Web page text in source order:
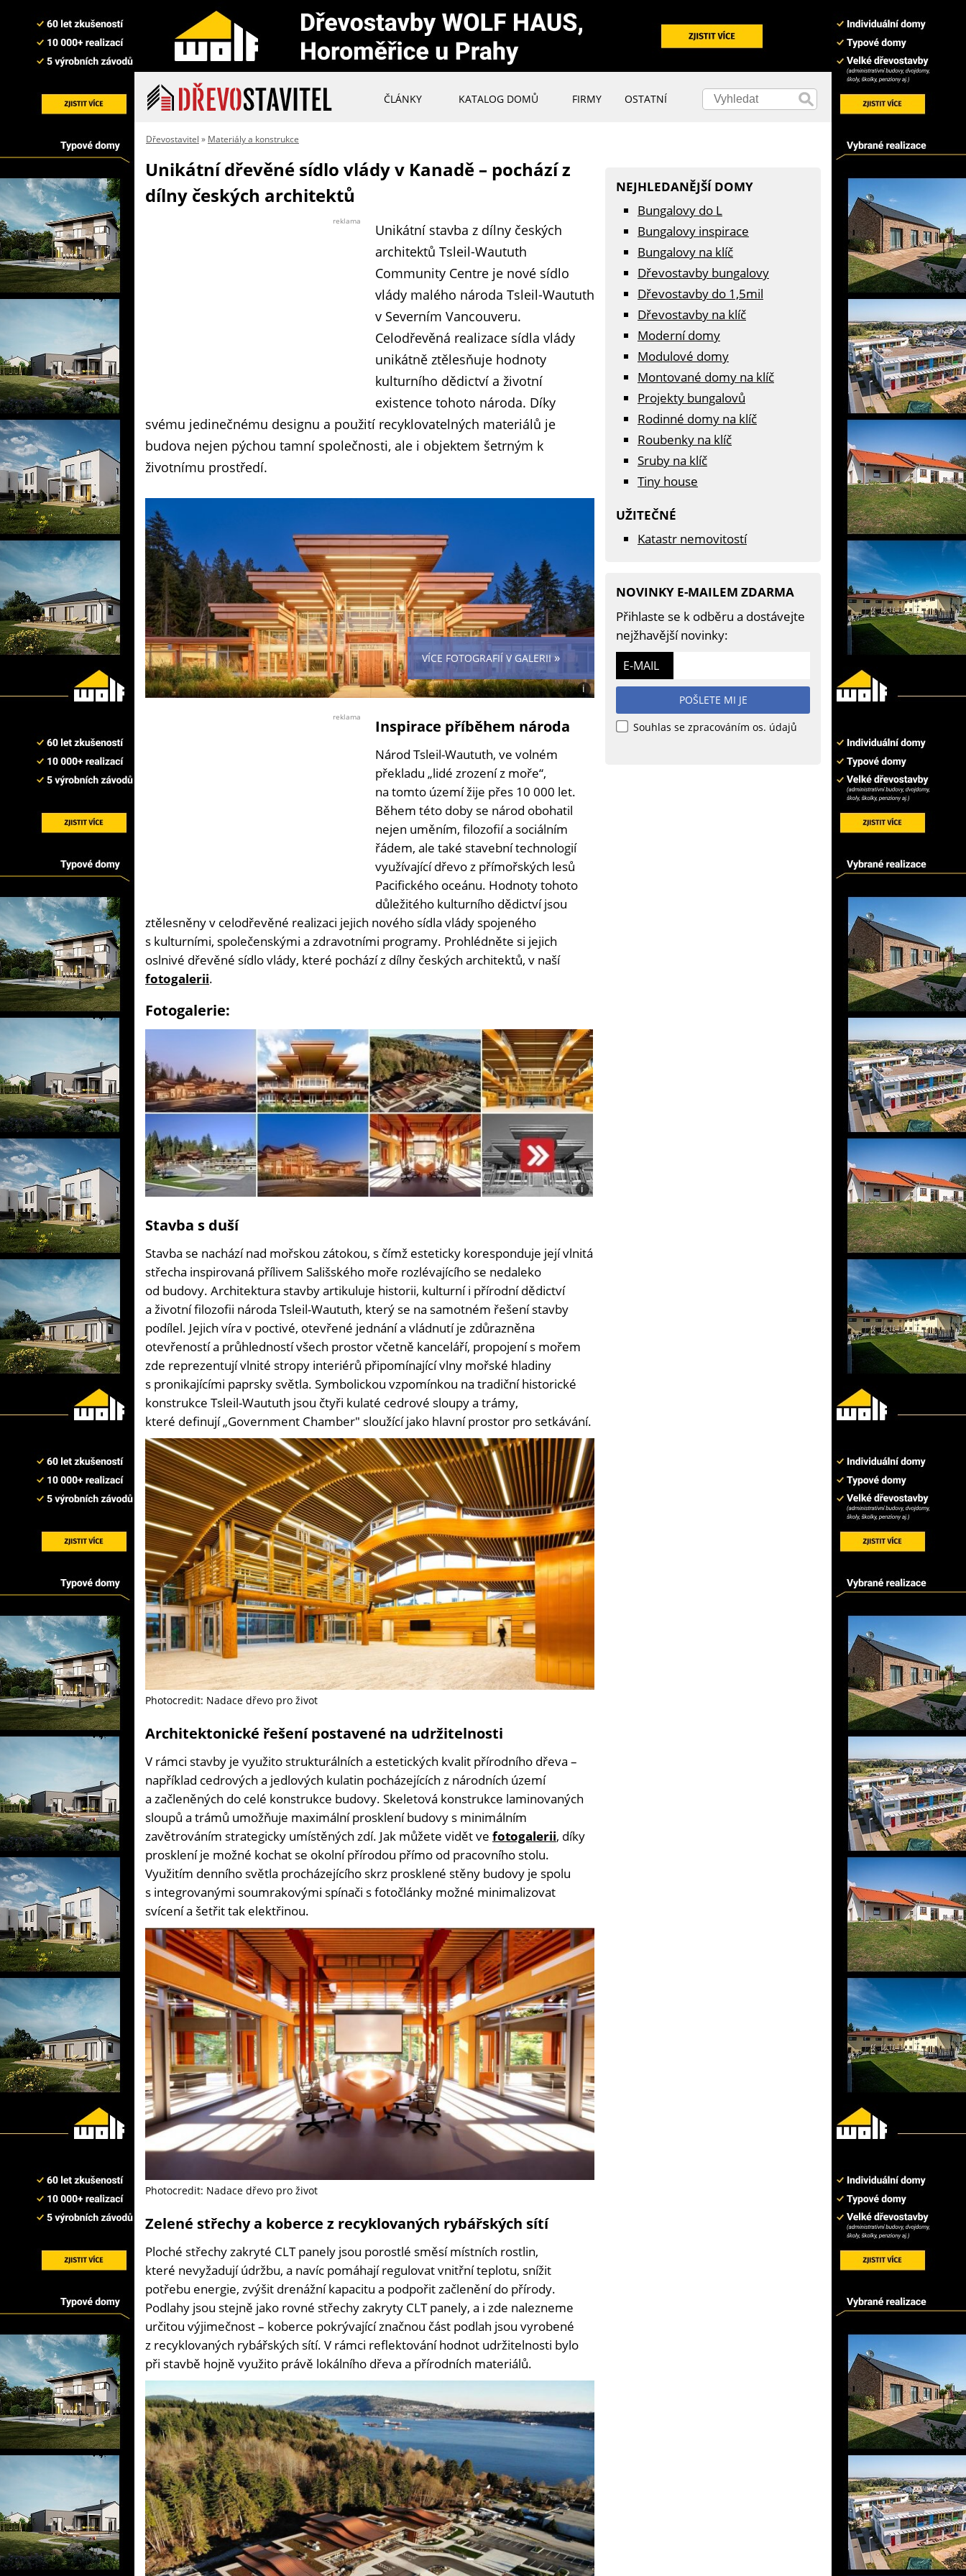
ČLÁNKY KATALOG DOMŮ FIRMY OSTATNÍ
Dřevostavitel » Materiály a konstrukce
Unikátní dřevěné sídlo vlády v Kanadě – pochází z
dílny českých architektů
reklama
Unikátní stavba z dílny českých
architektů Tsleil-Waututh
Community Centre je nové sídlo
vlády malého národa Tsleil-Waututh
v Severním Vancouveru.
Celodřevěná realizace sídla vlády
unikátně ztělesňuje hodnoty
kulturního dědictví a životní
existence tohoto národa. Díky
svému jedinečnému designu a použití recyklovatelných materiálů je
budova nejen pýchou tamní společnosti, ale i objektem šetrným k
životnímu prostředí.
VÍCE FOTOGRAFIÍ V GALERII»
i
Foto:
reklama Inspirace příběhem národa
Národ Tsleil-Waututh, ve volném
překladu „lidé zrození z moře“,
na tomto území žije přes 10 000 let.
Během této doby se národ obohatil
nejen uměním, filozofií a sociálním
řádem, ale také stavební technologií
využívající dřevo z přímořských lesů
Pacifického oceánu. Hodnoty tohoto
důležitého kulturního dědictví jsou
ztělesněny v celodřevěné realizaci jejich nového sídla vlády spojeného
s kulturními, společenskými a zdravotními programy. Prohlédněte si jejich
oslnivé dřevěné sídlo vlády, které pochází z dílny českých architektů, v naší
fotogalerii.
Fotogalerie:
i
Foto:
Stavba s duší
Stavba se nachází nad mořskou zátokou, s čímž esteticky koresponduje její vlnitá
střecha inspirovaná přílivem Sališského moře rozlévajícího se nedaleko
od budovy. Architektura stavby artikuluje historii, kulturní i přírodní dědictví
a životní filozofii národa Tsleil-Waututh, který se na samotném řešení stavby
podílel. Jejich víra v poctivé, otevřené jednání a vládnutí je zdůrazněna
otevřeností a průhledností všech prostor včetně kanceláří, propojení s mořem
zde reprezentují vlnité stropy interiérů připomínající vlny mořské hladiny
s pronikajícími paprsky světla. Symbolickou vzpomínkou na tradiční historické
konstrukce Tsleil-Waututh jsou čtyři kulaté cedrové sloupy a trámy,
které definují „Government Chamber" sloužící jako hlavní prostor pro setkávání.
Photocredit: Nadace dřevo pro život
Architektonické řešení postavené na udržitelnosti
V rámci stavby je využito strukturálních a estetických kvalit přírodního dřeva –
například cedrových a jedlových kulatin pocházejících z národních území
a začleněných do celé konstrukce budovy. Skeletová konstrukce laminovaných
sloupů a trámů umožňuje maximální prosklení budovy s minimálním
zavětrováním strategicky umístěných zdí. Jak můžete vidět ve fotogalerii, díky
prosklení je možné kochat se okolní přírodou přímo od pracovního stolu.
Využitím denního světla procházejícího skrz prosklené stěny budovy je spolu
s integrovanými soumrakovými spínači s fotočlánky možné minimalizovat
svícení a šetřit tak elektřinou.
Photocredit: Nadace dřevo pro život
Zelené střechy a koberce z recyklovaných rybářských sítí
Ploché střechy zakryté CLT panely jsou porostlé směsí místních rostlin,
které nevyžadují údržbu, a navíc pomáhají regulovat vnitřní teplotu, snížit
potřebu energie, zvýšit drenážní kapacitu a podpořit začlenění do přírody.
Podlahy jsou stejně jako rovné střechy zakryty CLT panely, a i zde nalezneme
určitou výjimečnost – koberce pokrývající značnou část podlah jsou vyrobené
z recyklovaných rybářských sítí. V rámci reflektování hodnot udržitelnosti bylo
při stavbě hojně využito právě lokálního dřeva a přírodních materiálů.
NEJHLEDANĚJŠÍ DOMY
Bungalovy do L
Bungalovy inspirace
Bungalovy na klíč
Dřevostavby bungalovy
Dřevostavby do 1,5mil
Dřevostavby na klíč
Moderní domy
Modulové domy
Montované domy na klíč
Projekty bungalovů
Rodinné domy na klíč
Roubenky na klíč
Sruby na klíč
Tiny house
UŽITEČNÉ
Katastr nemovitostí
NOVINKY E-MAILEM ZDARMA
Přihlaste se k odběru a dostávejte
nejžhavější novinky:
E-MAIL
POŠLETE MI JE
Souhlas se zpracováním os. údajů